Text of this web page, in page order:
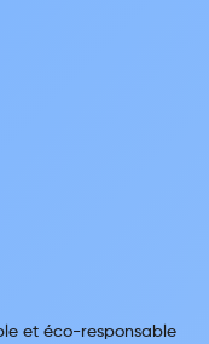
et éco-responsable